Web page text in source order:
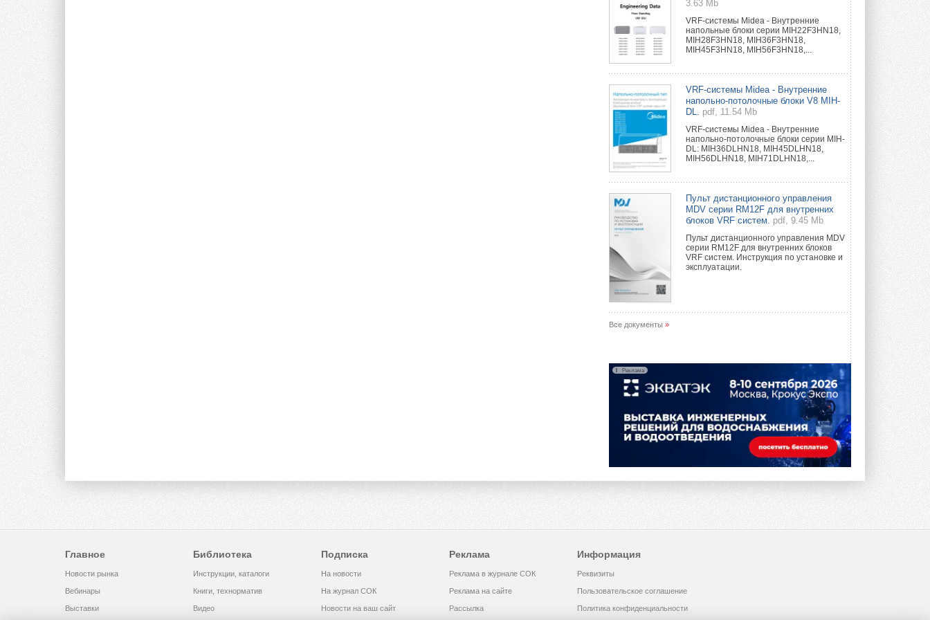
3.63 Mb
VRF-системы Midea - Внутренние
напольные блоки серии MIH22F3HN18,
MIH28F3HN18, MIH36F3HN18,
MIH45F3HN18, MIH56F3HN18,...
VRF-системы Midea - Внутренние
напольно-потолочные блоки V8 MIH-
DL.
pdf, 11.54 Mb
VRF-системы Midea - Внутренние
напольно-потолочные блоки серии MIH-
DL: MIH36DLHN18, MIH45DLHN18,
MIH56DLHN18, MIH71DLHN18,...
Пульт дистанционного управления
MDV серии RM12F для внутренних
блоков VRF систем.
pdf, 9.45 Mb
Пульт дистанционного управления MDV
серии RM12F для внутренних блоков
VRF систем. Инструкция по установке и
эксплуатации.
Все документы »
Реклама
Главное
Новости рынка
Вебинары
Выставки
Библиотека
Инструкции, каталоги
Книги, технорматив
Видео
Подписка
На новости
На журнал СОК
Новости на ваш сайт
Реклама
Реклама в журнале СОК
Реклама на сайте
Рассылка
Информация
Реквизиты
Пользовательское соглашение
Политика конфиденциальности